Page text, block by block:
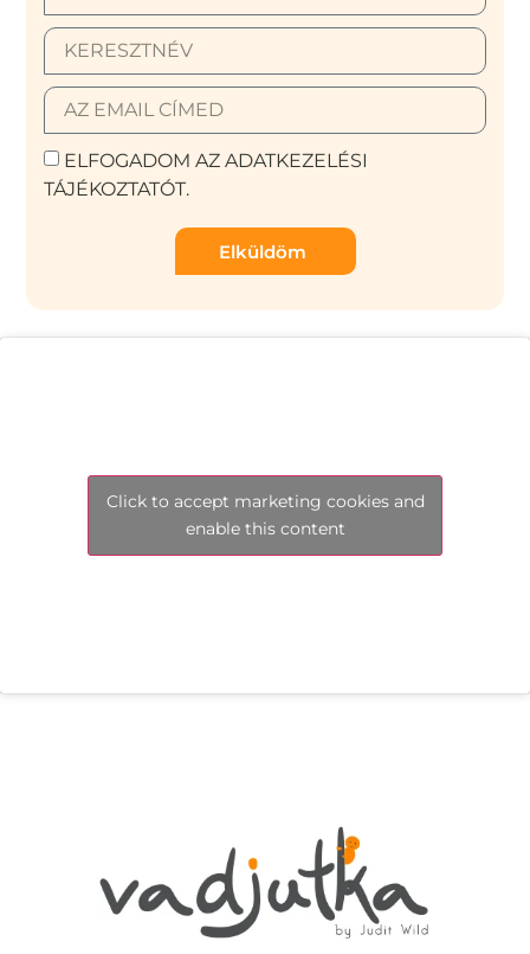
ELFOGADOM AZ ADATKEZELÉSI
TÁJÉKOZTATÓT.
Elküldöm
Click to accept marketing cookies and
enable this content